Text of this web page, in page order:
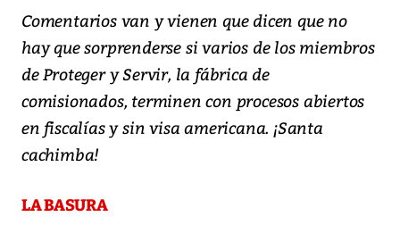
Comentarios van y vienen que dicen que no
hay que sorprenderse si varios de los miembros
de Proteger y Servir, la fábrica de
comisionados, terminen con procesos abiertos
en fiscalías y sin visa americana. ¡Santa
cachimba!
LA BASURA